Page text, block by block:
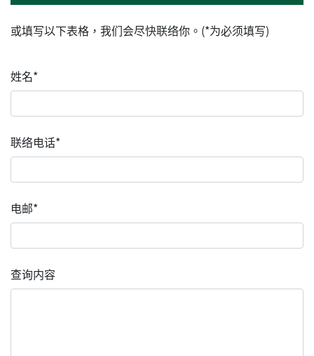
或填写以下表格，我们会尽快联络你。(*为必须填写)
姓名*
联络电话*
电邮*
查询内容